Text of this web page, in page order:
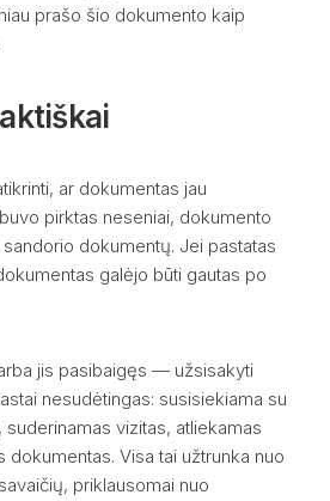
prašo šio dokumento kaip
ar dokumentas jau
pirktas neseniai, dokumento
dokumentų. Jei pastatas
galėjo būti gautas po
jis pasibaigęs — užsisakyti
nesudėtingas: susisiekiama su
vizitas, atliekamas
dokumentas. Visa tai užtrunka nuo
priklausomai nuo